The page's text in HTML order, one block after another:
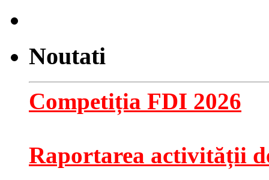
Noutati
Competiția FDI 2026
Raportarea activității